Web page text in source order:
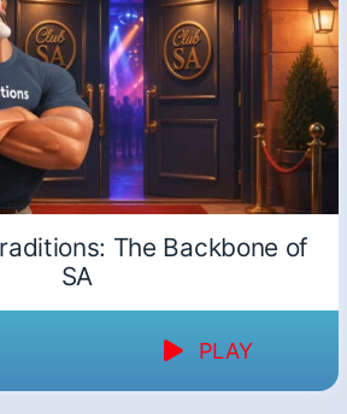
The Backbone of
SA
PLAY